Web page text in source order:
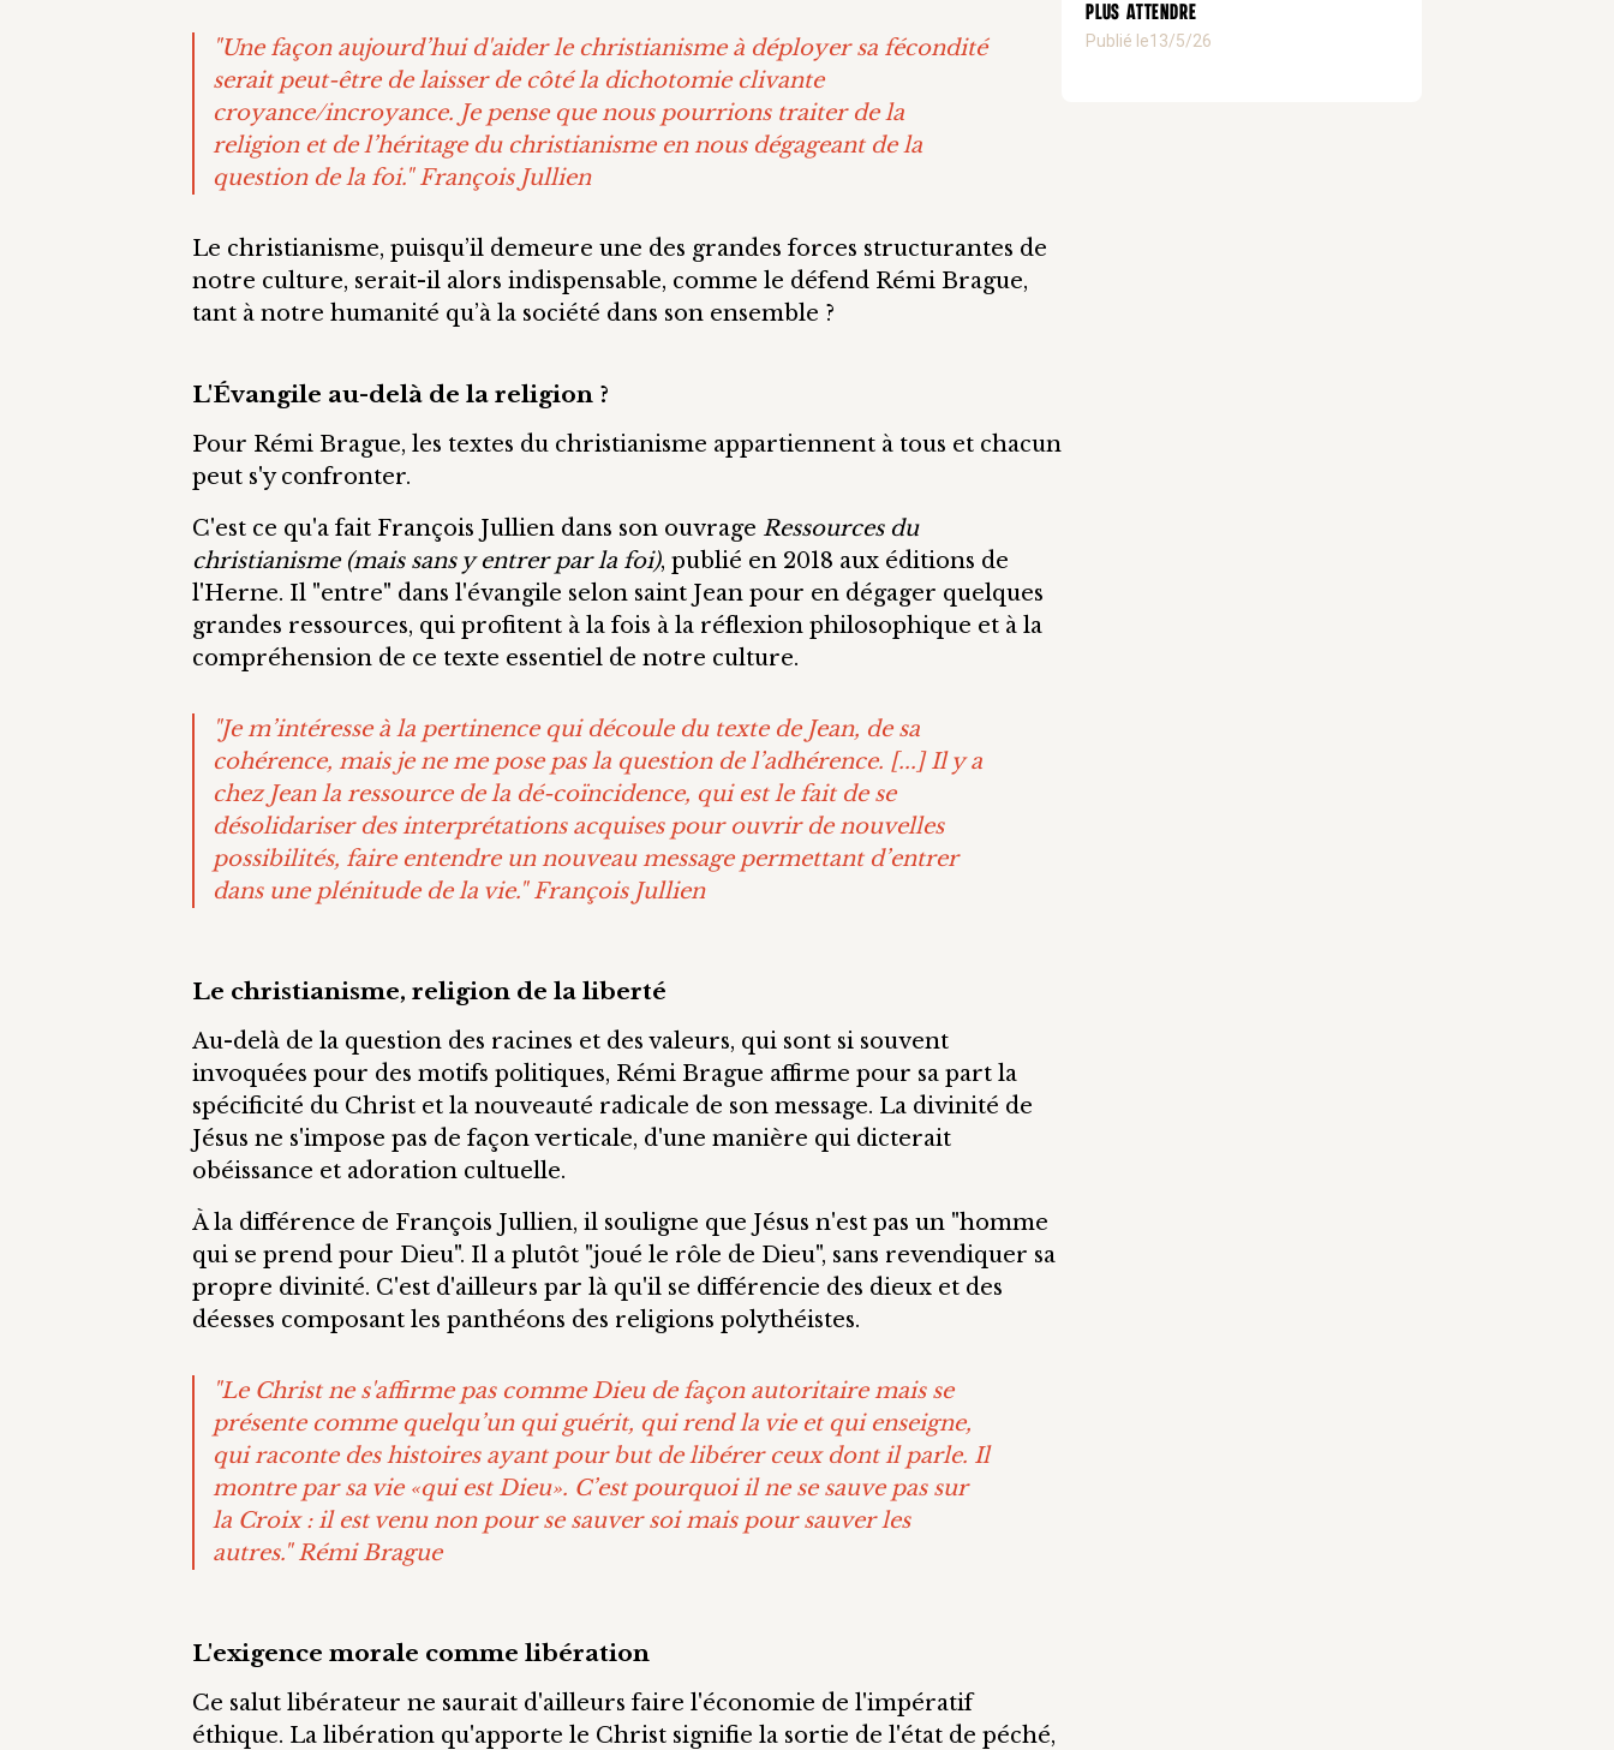
"Une façon aujourd’hui d'aider le christianisme à déployer sa fécondité
serait peut-être de laisser de côté la dichotomie clivante
croyance/incroyance. Je pense que nous pourrions traiter de la
religion et de l’héritage du christianisme en nous dégageant de la
question de la foi." François Jullien
Le christianisme, puisqu’il demeure une des grandes forces structurantes de
notre culture, serait-il alors indispensable, comme le défend Rémi Brague,
tant à notre humanité qu’à la société dans son ensemble ?
L'Évangile au-delà de la religion ?
Pour Rémi Brague, les textes du christianisme appartiennent à tous et chacun
peut s'y confronter.
C'est ce qu'a fait François Jullien dans son ouvrage Ressources du
christianisme (mais sans y entrer par la foi), publié en 2018 aux éditions de
l'Herne. Il "entre" dans l'évangile selon saint Jean pour en dégager quelques
grandes ressources, qui profitent à la fois à la réflexion philosophique et à la
compréhension de ce texte essentiel de notre culture.
"Je m’intéresse à la pertinence qui découle du texte de Jean, de sa
cohérence, mais je ne me pose pas la question de l’adhérence. [...] Il y a
chez Jean la ressource de la dé-coïncidence, qui est le fait de se
désolidariser des interprétations acquises pour ouvrir de nouvelles
possibilités, faire entendre un nouveau message permettant d’entrer
dans une plénitude de la vie." François Jullien
Le christianisme, religion de la liberté
Au-delà de la question des racines et des valeurs, qui sont si souvent
invoquées pour des motifs politiques, Rémi Brague affirme pour sa part la
spécificité du Christ et la nouveauté radicale de son message. La divinité de
Jésus ne s'impose pas de façon verticale, d'une manière qui dicterait
obéissance et adoration cultuelle.
À la différence de François Jullien, il souligne que Jésus n'est pas un "homme
qui se prend pour Dieu". Il a plutôt "joué le rôle de Dieu", sans revendiquer sa
propre divinité. C'est d'ailleurs par là qu'il se différencie des dieux et des
déesses composant les panthéons des religions polythéistes.
"Le Christ ne s'affirme pas comme Dieu de façon autoritaire mais se
présente comme quelqu’un qui guérit, qui rend la vie et qui enseigne,
qui raconte des histoires ayant pour but de libérer ceux dont il parle. Il
montre par sa vie «qui est Dieu». C’est pourquoi il ne se sauve pas sur
la Croix : il est venu non pour se sauver soi mais pour sauver les
autres." Rémi Brague
L'exigence morale comme libération
Ce salut libérateur ne saurait d'ailleurs faire l'économie de l'impératif
éthique. La libération qu'apporte le Christ signifie la sortie de l'état de péché,
plus attendre
Publié le13/5/26